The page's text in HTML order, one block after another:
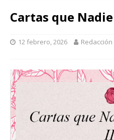
Cartas que
12 febrero, 2026 Redacción